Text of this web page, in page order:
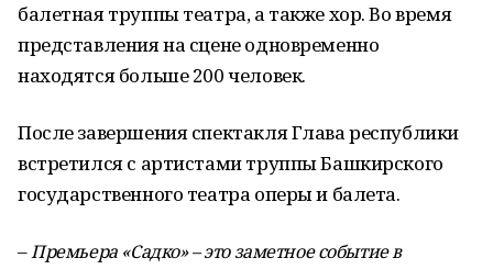
балетная труппы театра, а также хор. Во время
представления на сцене одновременно
находятся больше 200 человек.
После завершения спектакля Глава республики
встретился с артистами труппы Башкирского
государственного театра оперы и балета.
–Премьера «Садко» – это заметное событие в